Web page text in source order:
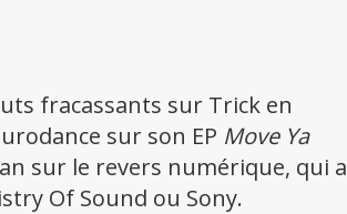
fracassants sur Trick en
sur son EP Move Ya
sur le revers numérique, qui a
Of Sound ou Sony.